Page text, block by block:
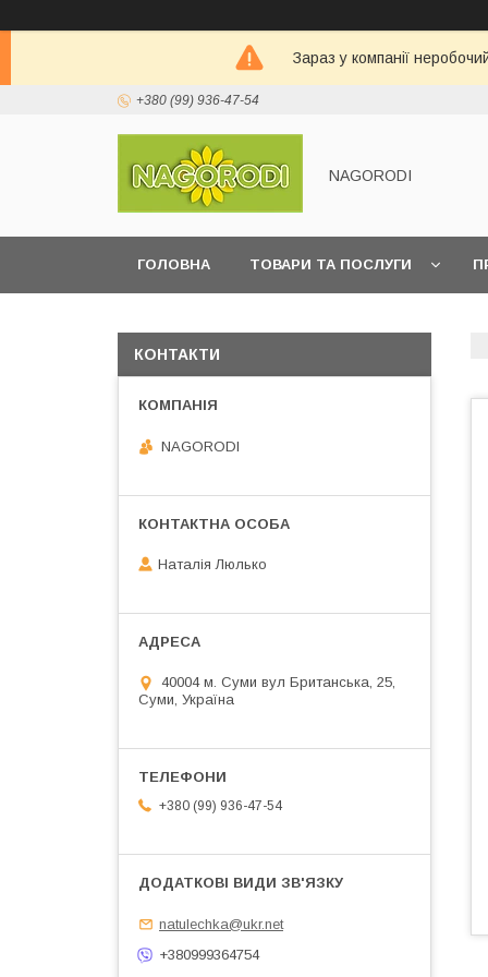
Зараз у компанії
+380 (99) 936-47-54
NAGORODI
ГОЛОВНА ТОВАРИ ТА ПОСЛУГИ
КОНТАКТИ
NAGORODI
Наталія Люлько
40004 м. Суми вул Британська, 25,
Суми, Україна
+380 (99) 936-47-54
natulechka@ukr.net
+380999364754